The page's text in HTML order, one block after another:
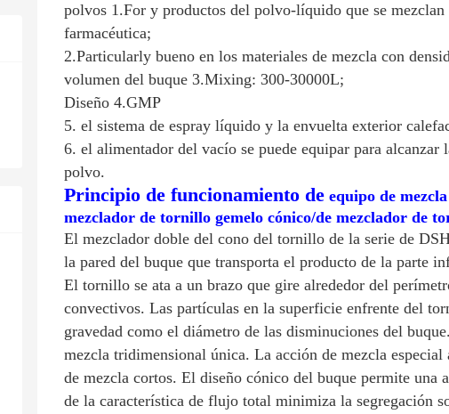
polvos 1.For y productos del polvo-líquido que se
farmacéutica;
2.Particularly bueno en los materiales de mezcla con
volumen del buque 3.Mixing: 300-30000L;
Diseño 4.GMP
5. el sistema de espray líquido y la envuelta exterior
6. el alimentador del vacío se puede equipar para
polvo.
Principio de funcionamiento de equipo de
mezclador de tornillo gemelo cónico/de mezclador de
El mezclador doble del cono del tornillo de la serie de
la pared del buque que transporta el producto de la parte
El tornillo se ata a un brazo que gire alrededor del
convectivos. Las partículas en la superficie enfrente del
gravedad como el diámetro de las disminuciones del
mezcla tridimensional única. La acción de mezcla
de mezcla cortos. El diseño cónico del buque permite una
de la característica de flujo total minimiza la segregación